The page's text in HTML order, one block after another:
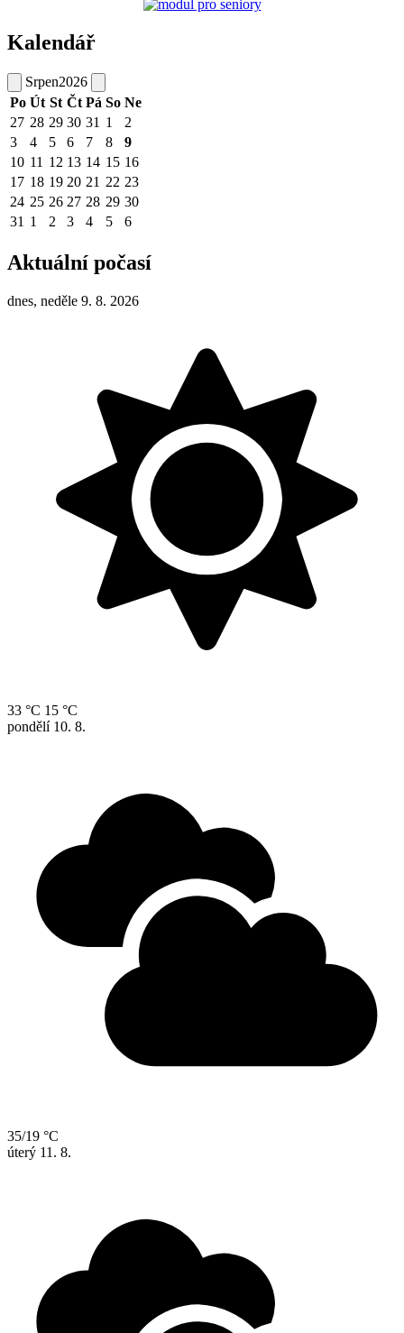
Kalendář
Srpen2026
Po Út St Čt Pá So Ne
27 28 29 30 31 1
2
3
4 5 6 7 8
9
10 11 12 13 14 15 16
17 18 19 20 21 22 23
24 25 26 27 28 29 30
31 1 2 3 4 5 6
Aktuální počasí
dnes, neděle 9. 8. 2026
33 °C 15 °C
pondělí 10. 8.
35/19 °C
úterý 11. 8.